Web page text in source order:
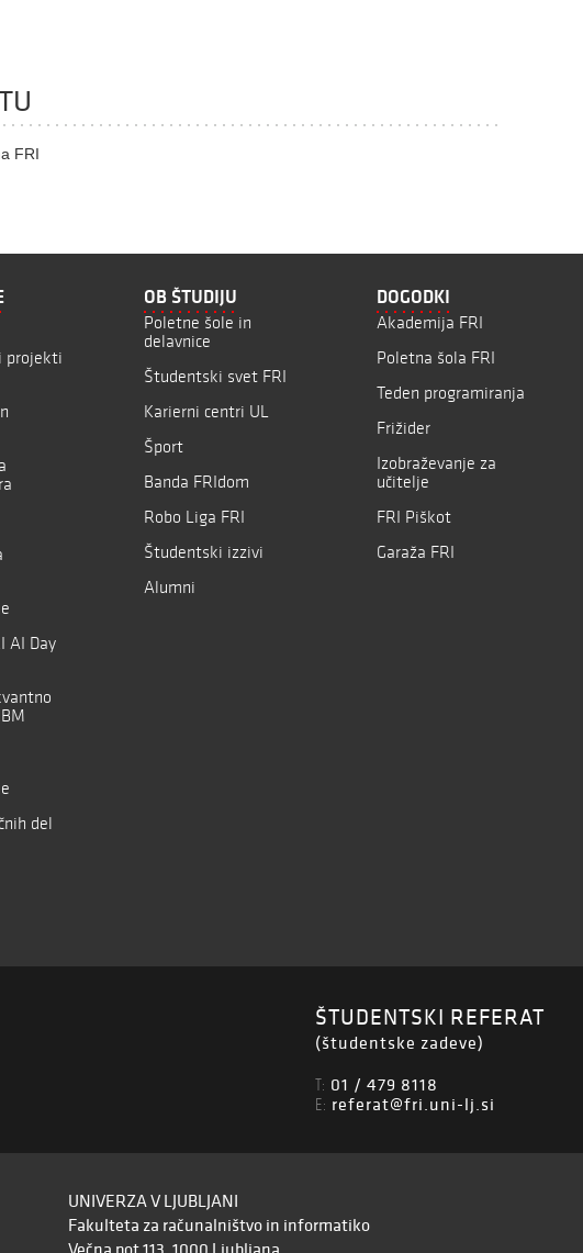
FRI
projekti
AI Day
del
OB ŠTUDIJU
Poletne šole in
delavnice
Študentski svet FRI
Karierni centri UL
Šport
Banda FRIdom
Robo Liga FRI
Študentski izzivi
Alumni
DOGODKI
Akademija FRI
Poletna šola FRI
Teden programiranja
Frižider
Izobraževanje za
učitelje
FRI Piškot
Garaža FRI
ŠTUDENTSKI REFERAT
(študentske zadeve)
T: 01 / 479 8118
E: referat@fri.uni-lj.si
UNIVERZA V LJUBLJANI
Fakulteta za računalništvo in informatiko
Večna pot 113, 1000 Ljubljana